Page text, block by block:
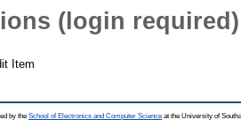
(login required)
Item
by the School of Electronics and Computer Science at the University of